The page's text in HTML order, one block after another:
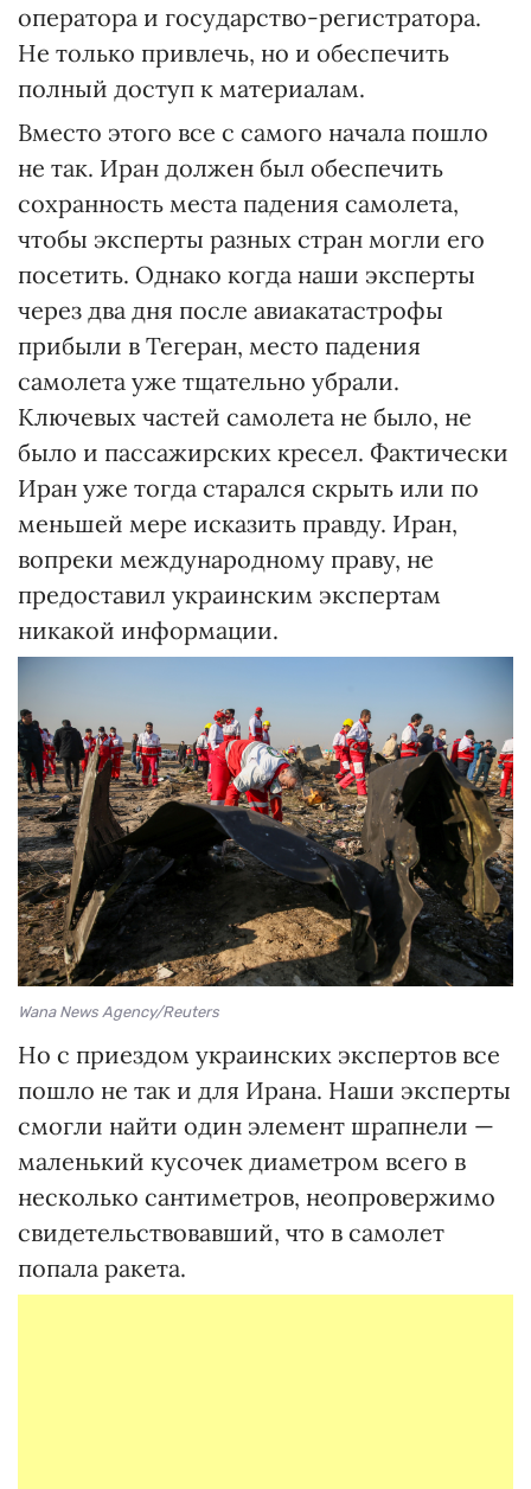
оператора и государство-регистратора.
Не только привлечь, но и обеспечить
полный доступ к материалам.
Вместо этого все с самого начала пошло
не так. Иран должен был обеспечить
сохранность места падения самолета,
чтобы эксперты разных стран могли его
посетить. Однако когда наши эксперты
через два дня после авиакатастрофы
прибыли в Тегеран, место падения
самолета уже тщательно убрали.
Ключевых частей самолета не было, не
было и пассажирских кресел. Фактически
Иран уже тогда старался скрыть или по
меньшей мере исказить правду. Иран,
вопреки международному праву, не
предоставил украинским экспертам
никакой информации.
Wana News Agency/Reuters
Но с приездом украинских экспертов все
пошло не так и для Ирана. Наши эксперты
смогли найти один элемент шрапнели —
маленький кусочек диаметром всего в
несколько сантиметров, неопровержимо
свидетельствовавший, что в самолет
попала ракета.